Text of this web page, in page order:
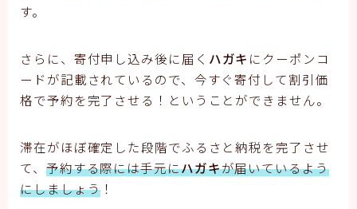
す。
さらに、寄付申し込み後に届く ハガキ にクーポンコ
ードが記載されているので、今すぐ寄付して割引価
格で予約を完了させる！ということができません。
滞在がほぼ確定した段階でふるさと納税を完了させ
て、 予約する際には手元にハガキが届いているよう
にしましょう ！